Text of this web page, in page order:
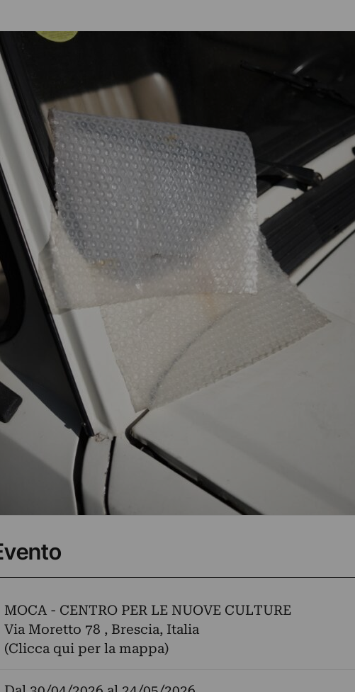
MOCA - CENTRO PER LE NUOVE CULTURE
Via Moretto 78 , Brescia, Italia
(Clicca qui per la mappa)